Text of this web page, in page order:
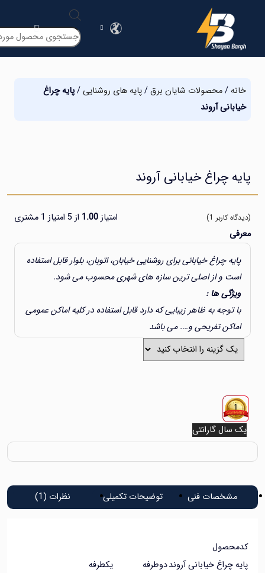
Products
search
محصولات شایان برق/پایه های روشنایی /پایه چراغ
آروند
چراغ خیابانی آروند
1.00از 5 امتیاز 1مشتری کاربر1
)
چراغ خیابانی برای روشنایی خیابان، اتوبان، بلوار قابل استفاده
و از اصلی ترین سازه های شهری محسوب می شود.
ها :
توجه به ظاهر زیبایی که دارد قابل استفاده در کلیه اماکن عمومی
تفریحی و…. می باشد
گارانتی
گارانتی
فنی توضیحات تکمیلی
چراغ خیابانی آرونددوطرفه